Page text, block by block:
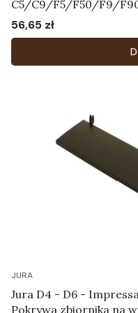
C5/C9/F5/F50/F9/
zbiornika na ziarna
Cena
56,65 zł
JURA
Jura D4 - D6 -
Pokrywa zbiornika na